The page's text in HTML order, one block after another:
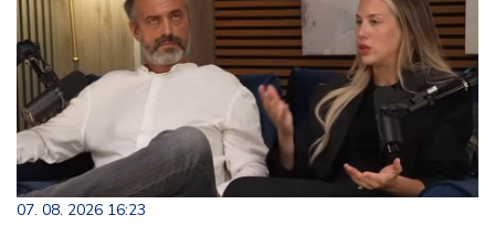
07. 08. 2026 16:23